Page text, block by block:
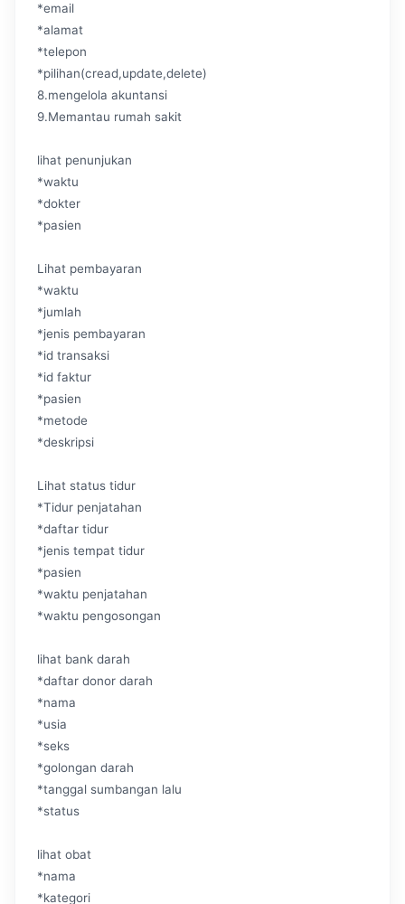
*email
*alamat
*telepon
*pilihan(cread,update,delete)
8.mengelola akuntansi
9.Memantau rumah sakit
lihat penunjukan
*waktu
*dokter
*pasien
Lihat pembayaran
*waktu
*jumlah
*jenis pembayaran
*id transaksi
*id faktur
*pasien
*metode
*deskripsi
Lihat status tidur
*Tidur penjatahan
*daftar tidur
*jenis tempat tidur
*pasien
*waktu penjatahan
*waktu pengosongan
lihat bank darah
*daftar donor darah
*nama
*usia
*seks
*golongan darah
*tanggal sumbangan lalu
*status
lihat obat
*nama
*kategori